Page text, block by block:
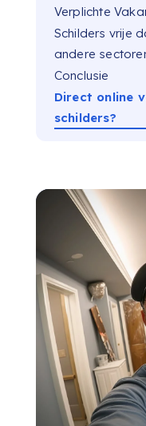
Verplichte
Schilders vrije
andere
Conclusie
Direct online
schilders?